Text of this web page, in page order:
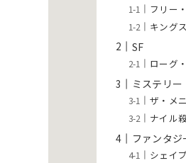
フリー
キング
SF
ローグ
ミステリー
ザ・メ
ナイル
ファンタジ
シェイ